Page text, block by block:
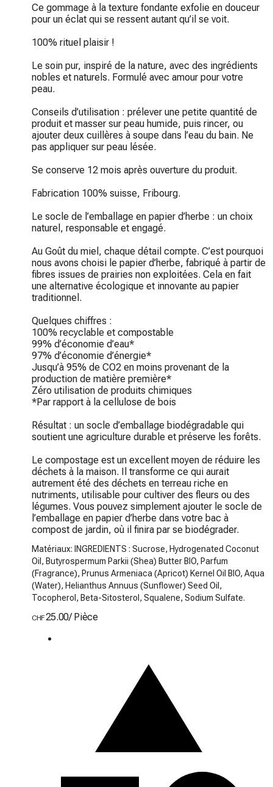
Ce gommage à la texture fondante exfolie en douceur
pour un éclat qui se ressent autant qu’il se voit.
100% rituel plaisir !
Le soin pur, inspiré de la nature, avec des ingrédients
nobles et naturels. Formulé avec amour pour votre
peau.
Conseils d’utilisation : prélever une petite quantité de
produit et masser sur peau humide, puis rincer, ou
ajouter deux cuillères à soupe dans l’eau du bain. Ne
pas appliquer sur peau lésée.
Se conserve 12 mois après ouverture du produit.
Fabrication 100% suisse, Fribourg.
Le socle de l’emballage en papier d’herbe : un choix
naturel, responsable et engagé.
Au Goût du miel, chaque détail compte. C’est pourquoi
nous avons choisi le papier d’herbe, fabriqué à partir de
fibres issues de prairies non exploitées. Cela en fait
une alternative écologique et innovante au papier
traditionnel.
Quelques chiffres :
100% recyclable et compostable
99% d’économie d’eau*
97% d’économie d’énergie*
Jusqu’à 95% de CO2 en moins provenant de la
production de matière première*
Zéro utilisation de produits chimiques
*Par rapport à la cellulose de bois
Résultat : un socle d’emballage biodégradable qui
soutient une agriculture durable et préserve les forêts.
Le compostage est un excellent moyen de réduire les
déchets à la maison. Il transforme ce qui aurait
autrement été des déchets en terreau riche en
nutriments, utilisable pour cultiver des fleurs ou des
légumes. Vous pouvez simplement ajouter le socle de
l’emballage en papier d’herbe dans votre bac à
compost de jardin, où il finira par se biodégrader.
Matériaux: INGREDIENTS : Sucrose, Hydrogenated Coconut
Oil, Butyrospermum Parkii (Shea) Butter BIO, Parfum
(Fragrance), Prunus Armeniaca (Apricot) Kernel Oil BIO, Aqua
(Water), Helianthus Annuus (Sunflower) Seed Oil,
Tocopherol, Beta-Sitosterol, Squalene, Sodium Sulfate.
CHF25.00/ Pièce